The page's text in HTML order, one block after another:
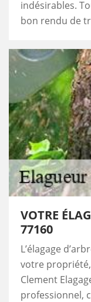
indésirables.
bon rendu de
VOTRE
77160
L’élagage
votre
Clement
professionnel,